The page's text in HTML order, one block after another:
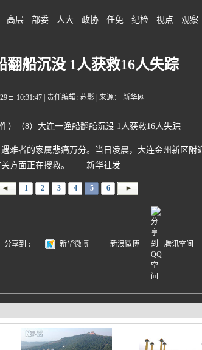
高层 部委 人大 政协 任免 纪检 视点 观察
翻船沉没 1人获救16人失踪
日 10:31:47| 责任编辑: 苏影 | 来源： 新华网
者的家属悲痛万分。当日凌晨，大连金州新区附
关方面正在搜救。 新华社发
1 2 3 4 5 6
分享到 : 新华微博 新浪微博 腾讯空间